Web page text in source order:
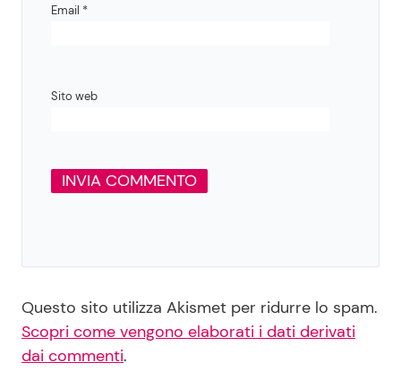
Email *
Sito web
Questo sito utilizza Akismet per ridurre lo spam.
Scopri come vengono elaborati i dati derivati
dai commenti.